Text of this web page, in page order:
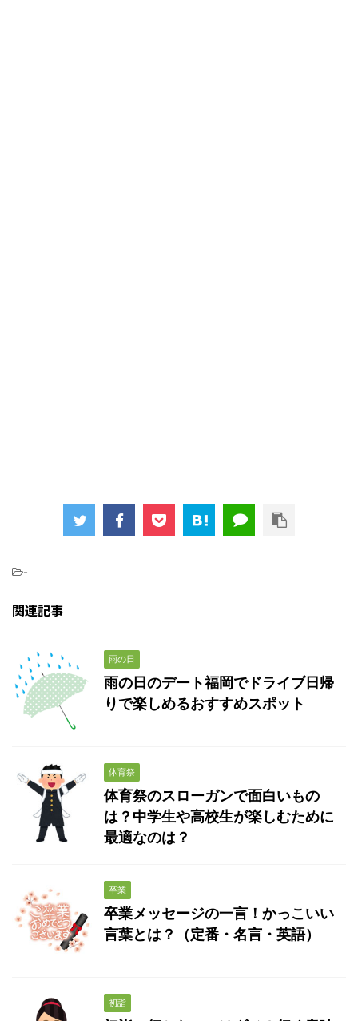
-
関連記事
雨の日
雨の日のデート福岡でドライブ日帰
りで楽しめるおすすめスポット
体育祭
体育祭のスローガンで面白いもの
は？中学生や高校生が楽しむために
最適なのは？
卒業
卒業メッセージの一言！かっこいい
言葉とは？（定番・名言・英語）
初詣